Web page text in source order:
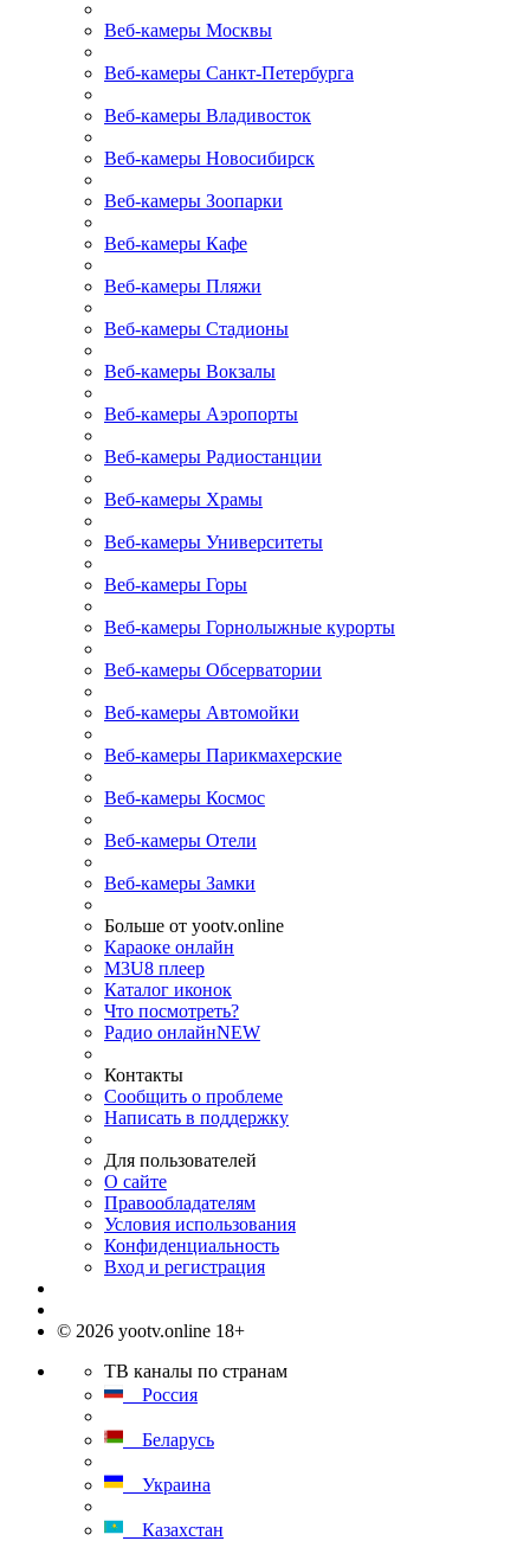
Веб-камеры Москвы
Веб-камеры Санкт-Петербурга
Веб-камеры Владивосток
Веб-камеры Новосибирск
Веб-камеры Зоопарки
Веб-камеры Кафе
Веб-камеры Пляжи
Веб-камеры Стадионы
Веб-камеры Вокзалы
Веб-камеры Аэропорты
Веб-камеры Радиостанции
Веб-камеры Храмы
Веб-камеры Университеты
Веб-камеры Горы
Веб-камеры Горнолыжные курорты
Веб-камеры Обсерватории
Веб-камеры Автомойки
Веб-камеры Парикмахерские
Веб-камеры Космос
Веб-камеры Отели
Веб-камеры Замки
Больше от yootv.online
Караоке онлайн
M3U8 плеер
Каталог иконок
Что посмотреть?
Радио онлайнNEW
Контакты
Сообщить о проблеме
Написать в поддержку
Для пользователей
О сайте
Правообладателям
Условия использования
Конфиденциальность
Вход и регистрация
© 2026 yootv.online 18+
ТВ каналы по странам
Россия
Беларусь
Украина
Казахстан